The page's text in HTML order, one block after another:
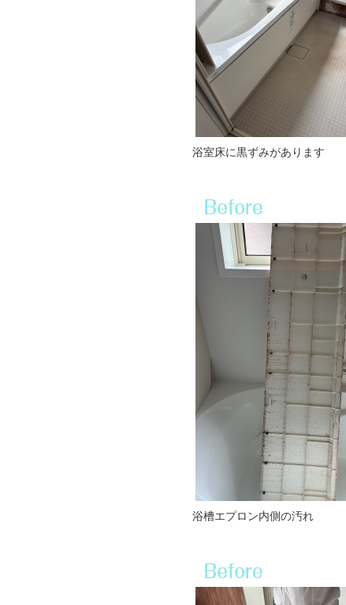
浴室床に黒ずみがあります
浴槽エプロン内側の汚れ